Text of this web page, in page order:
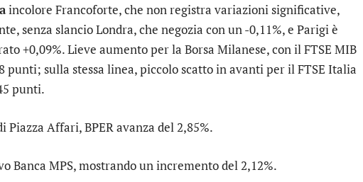
incolore Francoforte, che non registra variazioni significative,
senza slancioLondra, che negozia con un -0,11%, e Parigiè
+0,09%. Lieve aumento per la Borsa Milanese, con ilFTSE MIB
punti; sulla stessa linea, piccolo scatto in avanti per ilFTSE Italia
punti.
Piazza Affari,BPERavanza del 2,85%.
Banca MPS, mostrando un incremento del 2,12%.